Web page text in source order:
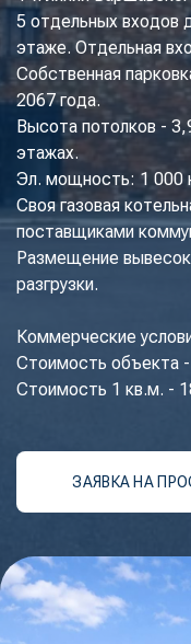
5 отдельных входов
этаже. Отдельная
Собственная
2067 года.
Высота потолков -
этажах.
Эл. мощность: 1 000
Своя газовая
поставщиками
Размещение вывесок
разгрузки.
Коммерческие
Стоимость объекта
Стоимость 1 кв.м. -
ЗАЯВКА НА